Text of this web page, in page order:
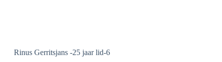
Rinus Gerritsjans -25 jaar lid-6